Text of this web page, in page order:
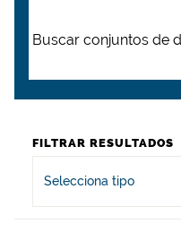
FILTRAR RESULTADOS
Selecciona tipo